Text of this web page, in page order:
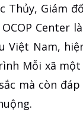
Thủy, Giám
Center
Việt Nam,
Mỗi xã
mà còn